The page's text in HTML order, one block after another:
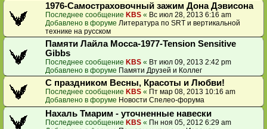
1976-Самостраховочный зажим Дона Дэвисона
Последнее сообщение KBS « Вс июл 28, 2013 6:16 am
Добавлено в форуме Литература по SRT и вертикальной
технике на русском
Памяти Лайла Мосса-1977-Tension Sensitive
Gibbs
Последнее сообщение KBS « Вт июл 09, 2013 2:42 pm
Добавлено в форуме Памяти Друзей и Коллег
С праздником Весны, Красоты и Любви!
Последнее сообщение KBS « Пт мар 08, 2013 10:16 am
Добавлено в форуме Новости Спелео-форума
Нахаль Тмарим - уточненные навески
Последнее сообщение KBS « Пн ноя 05, 2012 6:29 am